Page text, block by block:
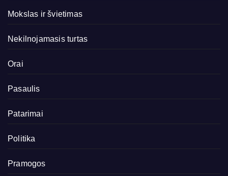
Mokslas ir švietimas
Nekilnojamasis turtas
Orai
Pasaulis
Patarimai
Politika
Pramogos